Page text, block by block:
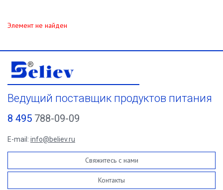
Элемент не найден
Ведущий поставщик продуктов питания
8 495 788-09-09
E-mail: info@believ.ru
Свяжитесь с нами
Контакты